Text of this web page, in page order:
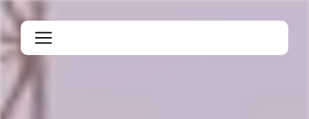
Panneau de gestion des cookies